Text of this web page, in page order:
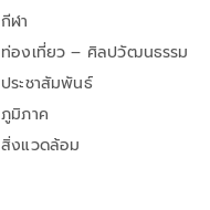
กีฬา
ท่องเที่ยว – ศิลปวัฒนธรรม
ประชาสัมพันธ์
ภูมิภาค
สิ่งแวดล้อม